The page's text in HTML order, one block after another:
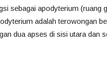
sebagai apodyterium (ruang
adalah terowongan
dua apses di sisi utara dan